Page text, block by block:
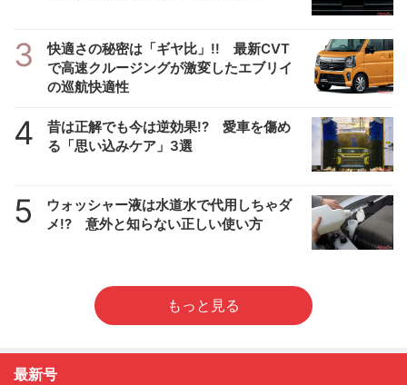
3
快適さの秘密は「ギヤ比」!! 最新CVT
で高速クルージングが激変したエブリイ
の巡航快適性
4
昔は正解でも今は逆効果!? 愛車を傷め
る「思い込みケア」3選
5
ウォッシャー液は水道水で代用しちゃダ
メ!? 意外と知らない正しい使い方
もっと見る
最新号